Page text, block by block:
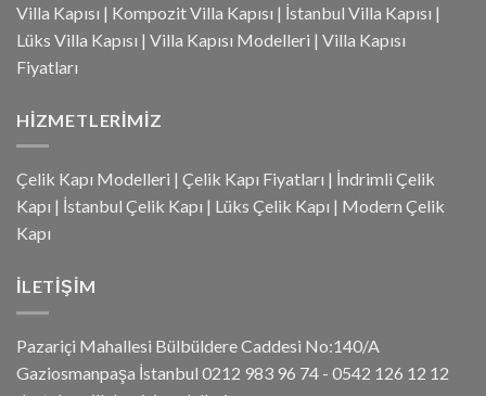
Villa Kapısı | Kompozit Villa Kapısı | İstanbul Villa Kapısı |
Lüks Villa Kapısı | Villa Kapısı Modelleri | Villa Kapısı
Fiyatları
HIZMETLERIMIZ
Çelik Kapı Modelleri | Çelik Kapı Fiyatları | İndrimli Çelik
Kapı | İstanbul Çelik Kapı | Lüks Çelik Kapı | Modern Çelik
Kapı
İLETIŞIM
Pazariçi Mahallesi Bülbüldere Caddesi No:140/A
Gaziosmanpaşa İstanbul 0212 983 96 74 - 0542 126 12 12